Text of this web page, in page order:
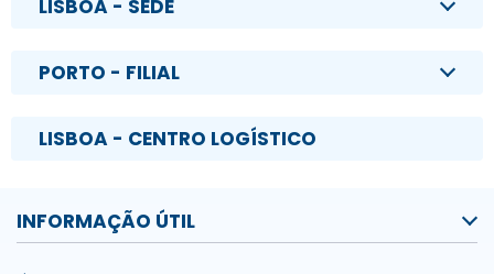
LISBOA - SEDE
PORTO - FILIAL
LISBOA - CENTRO LOGÍSTICO
INFORMAÇÃO ÚTIL